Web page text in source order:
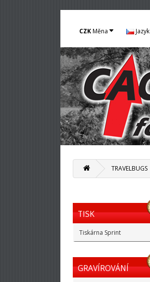
CZKMěna Jazyk
TRAVELBUGS
TISK
Tiskárna Sprint
GRAVÍROVÁNÍ